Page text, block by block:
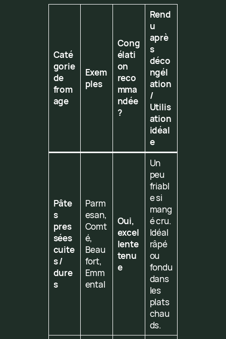
Caté
gorie
de
from
age
Exem
ples
Cong
élati
on
reco
mma
ndée
?
Rend
u
aprè
s
déco
ngél
ation
/
Utilis
ation
idéal
e
Pâte
s
pres
sées
cuite
s /
dure
s
Parm
esan,
Comt
é,
Beau
fort,
Emm
ental
Oui,
excel
lente
tenu
e
Un
peu
friabl
e si
mang
é cru.
Idéal
râpé
ou
fondu
dans
les
plats
chau
ds.